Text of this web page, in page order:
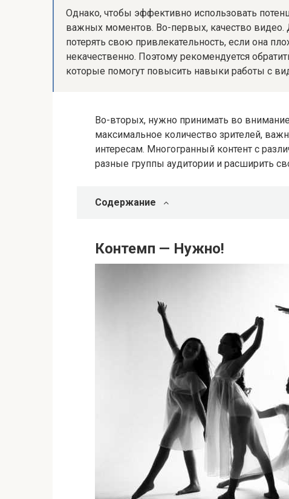
Однако, чтобы эффективно использовать
важных моментов. Во-первых, качество видео.
потерять свою привлекательность, если она
некачественно. Поэтому рекомендуется
которые помогут повысить навыки работы с
Во-вторых, нужно принимать во
максимальное количество зрителей,
интересам. Многогранный контент с
разные группы аудитории и расширить
Содержание
Контемп — Нужно!